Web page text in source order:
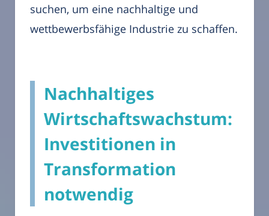
suchen, um eine nachhaltige und
wettbewerbsfähige Industrie zu schaffen.
Nachhaltiges
Wirtschaftswachstum:
Investitionen in
Transformation
notwendig